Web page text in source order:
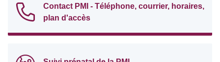
Contact PMI - Téléphone, courrier, horaires,
plan d'accès